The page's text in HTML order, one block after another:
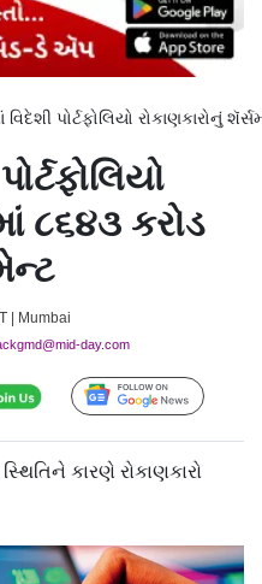
પોર્ટફોલિયો રોકાણકારોનું
૮૬૪૩ કરોડ
| Mumbai
day.com
Follow Us
કારણે રોકાણકારો